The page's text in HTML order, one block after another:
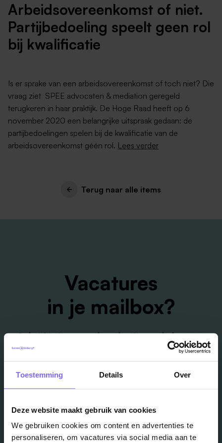
Toestemming Details Over
Deze website maakt gebruik van cookies
We gebruiken cookies om content en advertenties te
personaliseren, om vacatures via social media aan te
Arbeidsovereenkomst of niet.
Partijbedoeling speelt geen rol
bij kwalificatie
Is er sprake van een arbeidsovereenkomst of toch niet? Die
vraag ziet SPEE advocaten & mediation geregeld
terugkeren in haar praktijk. De Hoge Raad heeft op 6
november 2020 een belangrijke uitspraak gedaan: de
partijbedoelingen spelen bij de kwalificatie van de
arbeidsovereenkomst géén rol. Lees verder
Terug naar alle items
Vacatures
in je mailbox?
Schrijf je in en we houden je op de hoogte
Job Alert instellen